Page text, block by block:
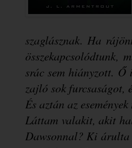
szaglásznak. Ha
összekapcsolódtunk,
srác sem hiányzott.
zajló sok furcsaságot,
És aztán az
Láttam valakit, akit
Dawsonnal? Ki árulta